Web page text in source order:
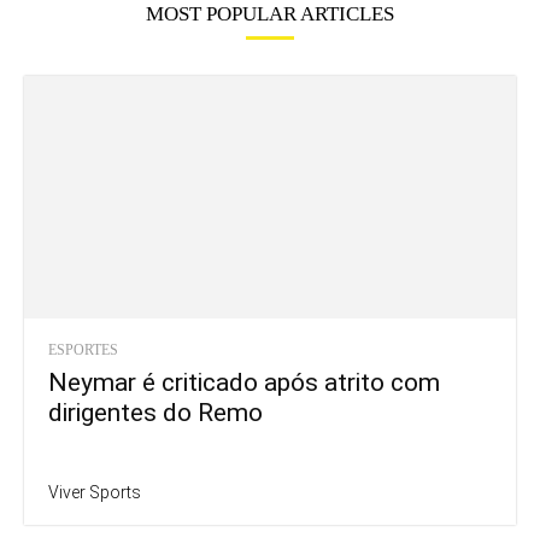
MOST POPULAR ARTICLES
ESPORTES
Neymar é criticado após atrito com
dirigentes do Remo
Viver Sports